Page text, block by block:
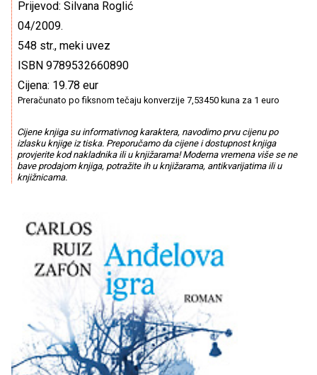
Prijevod: Silvana Roglić
04/2009.
548 str., meki uvez
ISBN 9789532660890
Cijena: 19.78 eur
Preračunato po fiksnom tečaju konverzije 7,53450 kuna za 1 euro
Cijene knjiga su informativnog karaktera, navodimo prvu cijenu po
izlasku knjige iz tiska. Preporučamo da cijene i dostupnost knjiga
provjerite kod nakladnika ili u knjižarama! Moderna vremena više se ne
bave prodajom knjiga, potražite ih u knjižarama, antikvarijatima ili u
knjižnicama.